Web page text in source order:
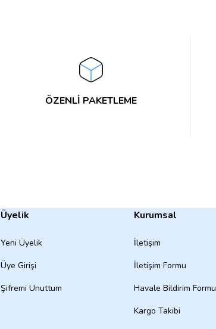
ÖZENLİ PAKETLEME
Üyelik
Yeni Üyelik
Üye Girişi
Şifremi Unuttum
Kurumsal
İletişim
İletişim Formu
Havale Bildirim Formu
Kargo Takibi